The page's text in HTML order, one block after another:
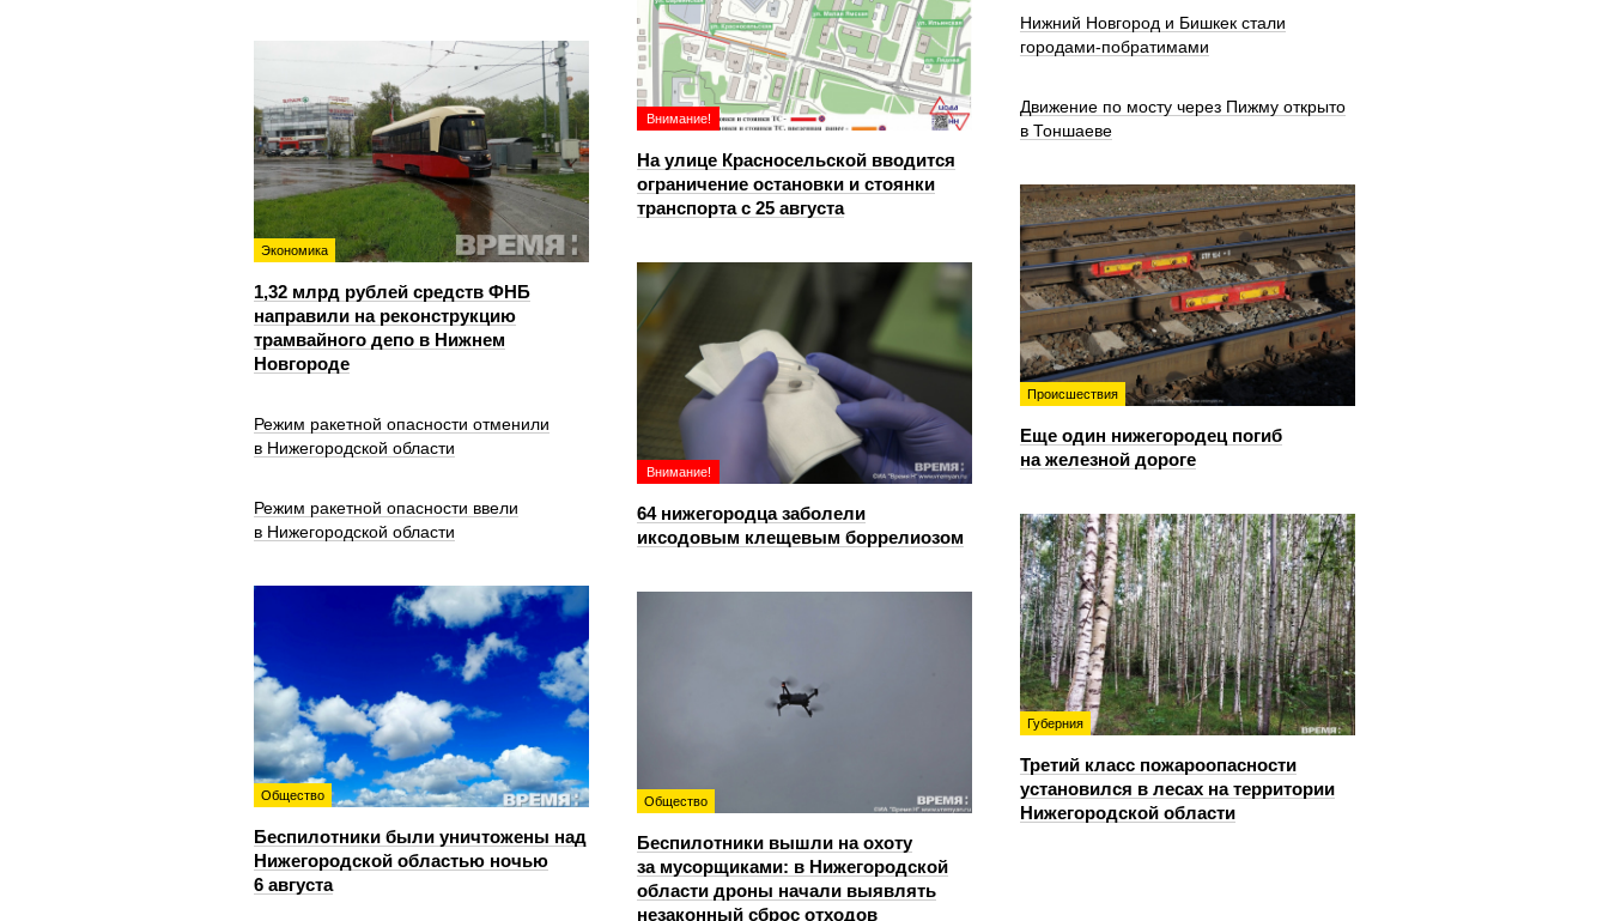
Внимание!
На улице Красносельской вводится
ограничение остановки и стоянки
транспорта с 25 августа
Нижний Новгород и Бишкек стали
городами-побратимами
Экономика
1,32 млрд рублей средств ФНБ
направили на реконструкцию
трамвайного депо в Нижнем
Новгороде
Движение по мосту через Пижму открыто
в Тоншаеве
Происшествия
Еще один нижегородец погиб
на железной дороге
Внимание!
64 нижегородца заболели
иксодовым клещевым боррелиозом
Режим ракетной опасности отменили
в Нижегородской области
Режим ракетной опасности ввели
в Нижегородской области
Губерния
Третий класс пожароопасности
установился в лесах на территории
Нижегородской области
Общество
Беспилотники были уничтожены над
Нижегородской областью ночью
6 августа
Общество
Беспилотники вышли на охоту
за мусорщиками: в Нижегородской
области дроны начали выявлять
незаконный сброс отходов